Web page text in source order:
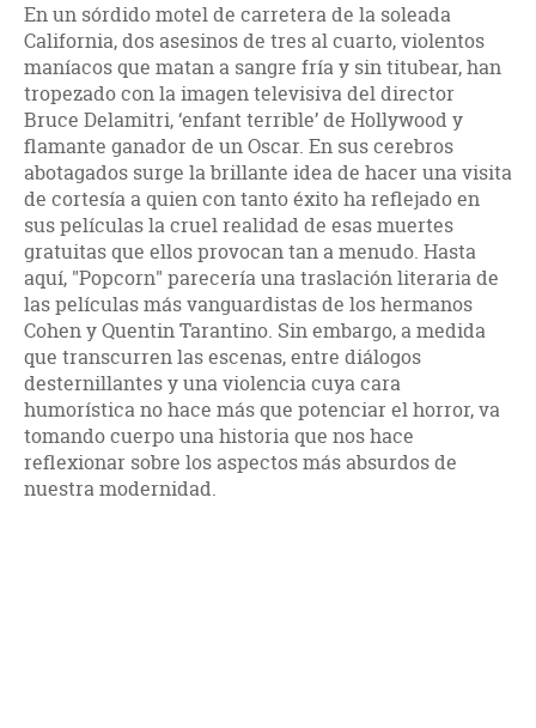
En un sórdido motel de carretera de la soleada
California, dos asesinos de tres al cuarto, violentos
maníacos que matan a sangre fría y sin titubear, han
tropezado con la imagen televisiva del director
Bruce Delamitri, ‘enfant terrible’ de Hollywood y
flamante ganador de un Oscar. En sus cerebros
abotagados surge la brillante idea de hacer una visita
de cortesía a quien con tanto éxito ha reflejado en
sus películas la cruel realidad de esas muertes
gratuitas que ellos provocan tan a menudo. Hasta
aquí, "Popcorn" parecería una traslación literaria de
las películas más vanguardistas de los hermanos
Cohen y Quentin Tarantino. Sin embargo, a medida
que transcurren las escenas, entre diálogos
desternillantes y una violencia cuya cara
humorística no hace más que potenciar el horror, va
tomando cuerpo una historia que nos hace
reflexionar sobre los aspectos más absurdos de
nuestra modernidad.